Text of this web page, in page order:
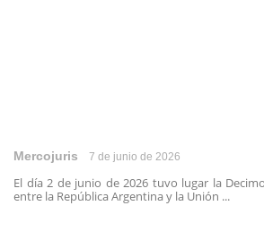
Mercojuris 7 de junio de 2026
El día 2 de junio de 2026 tuvo lugar la
entre la República Argentina y la Unión ...